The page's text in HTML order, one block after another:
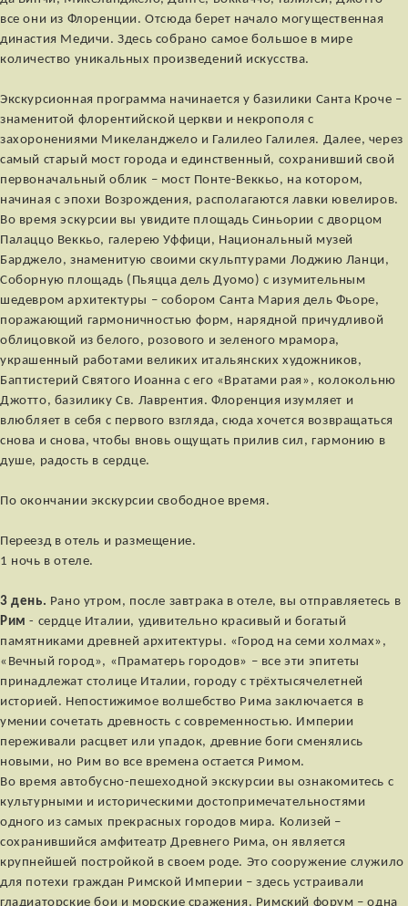
все они из Флоренции. Отсюда берет начало могущественная
династия Медичи. Здесь собрано самое большое в мире
количество уникальных произведений искусства.
Экскурсионная программа начинается у базилики Санта Кроче –
знаменитой флорентийской церкви и некрополя с
захоронениями Микеланджело и Галилео Галилея. Далее, через
самый старый мост города и единственный, сохранивший свой
первоначальный облик – мост Понте-Веккьо, на котором,
начиная с эпохи Возрождения, располагаются лавки ювелиров.
Во время эскурсии вы увидите площадь Синьории с дворцом
Палаццо Веккьо, галерею Уффици, Национальный музей
Барджело, знаменитую своими скульптурами Лоджию Ланци,
Соборную площадь (Пьяцца дель Дуомо) с изумительным
шедевром архитектуры – собором Санта Мария дель Фьоре,
поражающий гармоничностью форм, нарядной причудливой
облицовкой из белого, розового и зеленого мрамора,
украшенный работами великих итальянских художников,
Баптистерий Святого Иоанна с его «Вратами рая», колокольню
Джотто, базилику Св. Лаврентия. Флоренция изумляет и
влюбляет в себя с первого взгляда, сюда хочется возвращаться
снова и снова, чтобы вновь ощущать прилив сил, гармонию в
душе, радость в сердце.
По окончании экскурсии свободное время.
Переезд в отель и размещение.
1 ночь в отеле.
3 день. Рано утром, после завтрака в отеле, вы отправляетесь в
Рим - сердце Италии, удивительно красивый и богатый
памятниками древней архитектуры. «Город на семи холмах»,
«Вечный город», «Праматерь городов» – все эти эпитеты
принадлежат столице Италии, городу с трёхтысячелетней
историей. Непостижимое волшебство Рима заключается в
умении сочетать древность с современностью. Империи
переживали расцвет или упадок, древние боги сменялись
новыми, но Рим во все времена остается Римом.
Во время автобусно-пешеходной экскурсии вы ознакомитесь с
культурными и историческими достопримечательностями
одного из самых прекрасных городов мира. Колизей –
сохранившийся амфитеатр Древнего Рима, он является
крупнейшей постройкой в своем роде. Это сооружение служило
для потехи граждан Римской Империи – здесь устраивали
гладиаторские бои и морские сражения. Римский форум – одна